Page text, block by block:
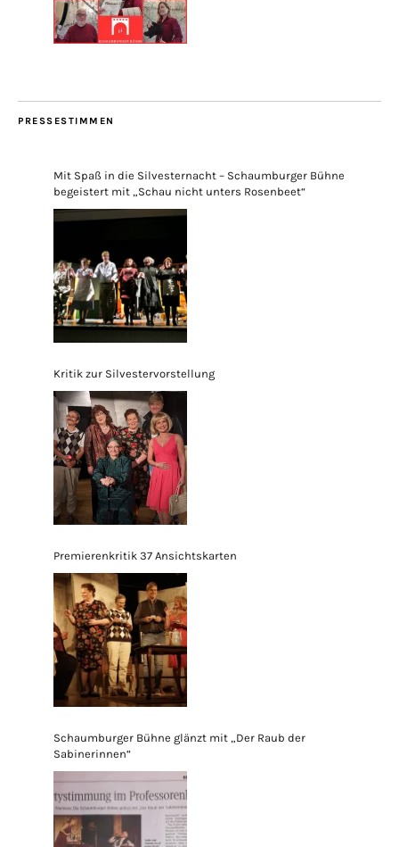
PRESSESTIMMEN
Mit Spaß in die Silvesternacht – Schaumburger Bühne
begeistert mit „Schau nicht unters Rosenbeet“
Kritik zur Silvestervorstellung
Premierenkritik 37 Ansichtskarten
Schaumburger Bühne glänzt mit „Der Raub der
Sabinerinnen“